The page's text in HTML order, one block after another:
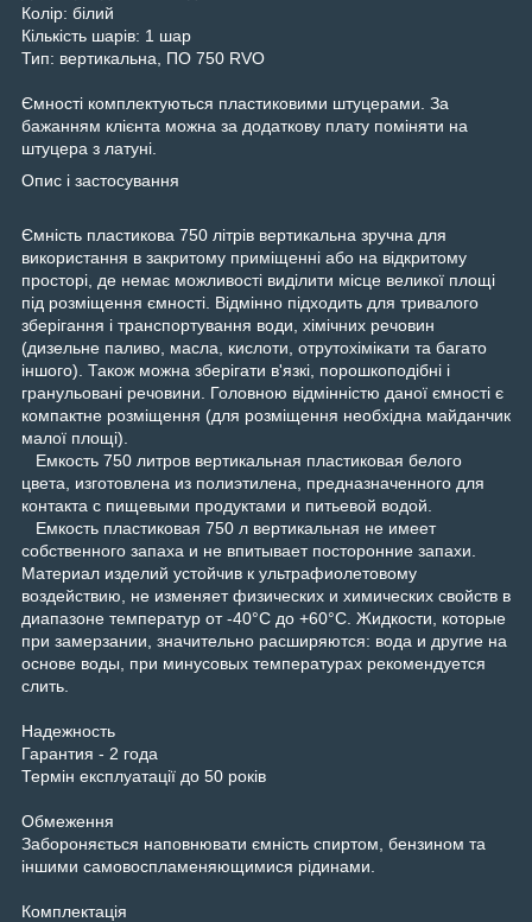
Колір: білий
Кількість шарів: 1 шар
Тип: вертикальна, ПО 750 RVО
Ємності комплектуються пластиковими штуцерами. За
бажанням клієнта можна за додаткову плату поміняти на
штуцера з латуні.
Опис і застосування
Ємність пластикова 750 літрів вертикальна зручна для
використання в закритому приміщенні або на відкритому
просторі, де немає можливості виділити місце великої площі
під розміщення ємності. Відмінно підходить для тривалого
зберігання і транспортування води, хімічних речовин
(дизельне паливо, масла, кислоти, отрутохімікати та багато
іншого). Також можна зберігати в'язкі, порошкоподібні і
гранульовані речовини. Головною відмінністю даної ємності є
компактне розміщення (для розміщення необхідна майданчик
малої площі).
Емкость 750 литров вертикальная пластиковая белого
цвета, изготовлена из полиэтилена, предназначенного для
контакта с пищевыми продуктами и питьевой водой.
Емкость пластиковая 750 л вертикальная не имеет
собственного запаха и не впитывает посторонние запахи.
Материал изделий устойчив к ультрафиолетовому
воздействию, не изменяет физических и химических свойств в
диапазоне температур от -40°C до +60°С. Жидкости, которые
при замерзании, значительно расширяются: вода и другие на
основе воды, при минусовых температурах рекомендуется
слить.
Надежность
Гарантия - 2 года
Термін експлуатації до 50 років
Обмеження
Забороняється наповнювати ємність спиртом, бензином та
іншими самовоспламеняющимися рідинами.
Комплектація